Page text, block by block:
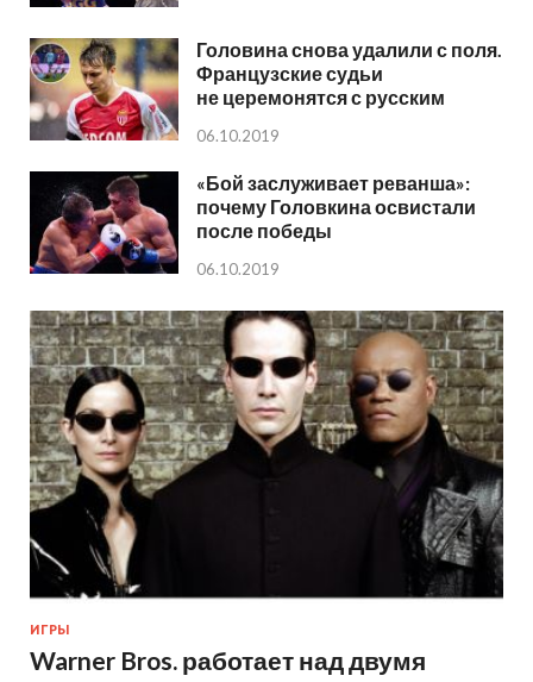
Головина снова удалили с поля.
Французские судьи
не церемонятся с русским
06.10.2019
«Бой заслуживает реванша»:
почему Головкина освистали
после победы
06.10.2019
ИГРЫ
Warner Bros. работает над двумя